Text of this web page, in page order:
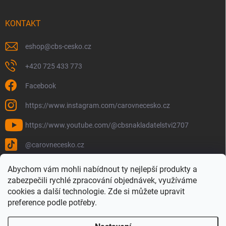
Abychom vám mohli nabídnout ty nejlepší produkty a
zabezpečili rychlé zpracování objednávek, využíváme
cookies a další technologie. Zde si můžete upravit
preference podle potřeby.
KONTAKT
eshop@cbs-cesko.cz
+420 725 433 773
Facebook
https://www.instagram.com/carovnecesko.cz
https://www.youtube.com/@cbsnakladatelstvi2707
@carovnecesko.cz